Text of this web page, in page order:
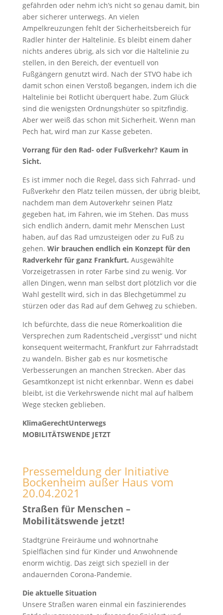
gefährden oder nehm ich’s nicht so genau damit, bin
aber sicherer unterwegs. An vielen
Ampelkreuzungen fehlt der Sicherheitsbereich für
Radler hinter der Haltelinie. Es bleibt einem daher
nichts anderes übrig, als sich vor die Haltelinie zu
stellen, in den Bereich, der eventuell von
Fußgängern genutzt wird. Nach der STVO habe ich
damit schon einen Verstoß begangen, indem ich die
Haltelinie bei Rotlicht überquert habe. Zum Glück
sind die wenigsten Ordnungshüter so spitzfindig.
Aber wer weiß das schon mit Sicherheit. Wenn man
Pech hat, wird man zur Kasse gebeten.
Vorrang für den Rad- oder Fußverkehr? Kaum in
Sicht.
Es ist immer noch die Regel, dass sich Fahrrad- und
Fußverkehr den Platz teilen müssen, der übrig bleibt,
nachdem man dem Autoverkehr seinen Platz
gegeben hat, im Fahren, wie im Stehen. Das muss
sich endlich ändern, damit mehr Menschen Lust
haben, auf das Rad umzusteigen oder zu Fuß zu
gehen. Wir brauchen endlich ein Konzept für den
Radverkehr für ganz Frankfurt. Ausgewählte
Vorzeigetrassen in roter Farbe sind zu wenig. Vor
allen Dingen, wenn man selbst dort plötzlich vor die
Wahl gestellt wird, sich in das Blechgetümmel zu
stürzen oder das Rad auf dem Gehweg zu schieben.
Ich befürchte, dass die neue Römerkoalition die
Versprechen zum Radentscheid „vergisst“ und nicht
konsequent weitermacht, Frankfurt zur Fahrradstadt
zu wandeln. Bisher gab es nur kosmetische
Verbesserungen an manchen Strecken. Aber das
Gesamtkonzept ist nicht erkennbar. Wenn es dabei
bleibt, ist die Verkehrswende nicht mal auf halbem
Wege stecken geblieben.
KlimaGerechtUnterwegs
MOBILITÄTSWENDE JETZT
Pressemeldung der Initiative
Bockenheim außer Haus vom
20.04.2021
Straßen für Menschen –
Mobilitätswende jetzt!
Stadtgrüne Freiräume und wohnortnahe
Spielflächen sind für Kinder und Anwohnende
enorm wichtig. Das zeigt sich speziell in der
andauernden Corona-Pandemie.
Die aktuelle Situation
Unsere Straßen waren einmal ein faszinierendes